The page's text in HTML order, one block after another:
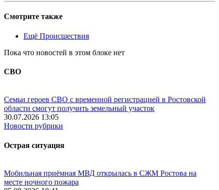
Смотрите также
Ещё Происшествия
Пока что новостей в этом блоке нет
СВО
Семьи героев СВО с временной регистрацией в Ростовской
области смогут получить земельный участок
30.07.2026 13:05
Новости рубрики
Острая ситуация
Мобильная приёмная МВД открылась в СЖМ Ростова на
месте ночного пожара